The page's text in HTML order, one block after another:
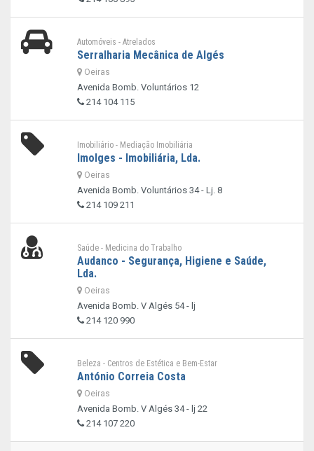
Automóveis - Atrelados
Serralharia Mecânica de Algés
Oeiras
Avenida Bomb. Voluntários 12
214 104 115
Imobiliário - Mediação Imobiliária
Imolges - Imobiliária, Lda.
Oeiras
Avenida Bomb. Voluntários 34 - Lj. 8
214 109 211
Saúde - Medicina do Trabalho
Audanco - Segurança, Higiene e Saúde,
Lda.
Oeiras
Avenida Bomb. V Algés 54 - lj
214 120 990
Beleza - Centros de Estética e Bem-Estar
António Correia Costa
Oeiras
Avenida Bomb. V Algés 34 - lj 22
214 107 220